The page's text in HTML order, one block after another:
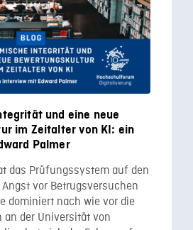
und eine neue
im Zeitalter von KI: ein
Palmer
das Prüfungssystem auf den
vor Betrugsversuchen
dominiert nach wie vor die
an der Universität von